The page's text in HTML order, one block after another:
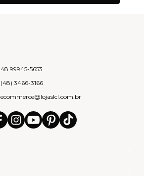
48 99945-5653
(48) 3466-3166
ecommerce@lojaslcl.com.br